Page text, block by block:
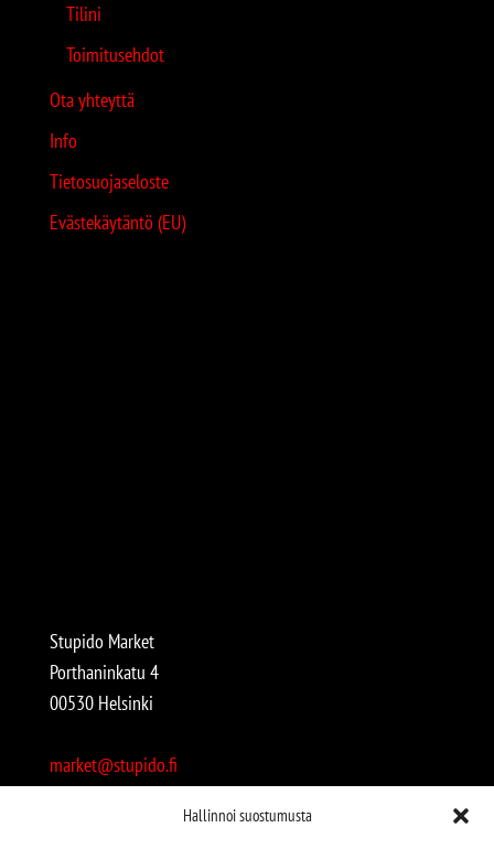
Hallinnoi suostumusta
Tilini
Toimitusehdot
Ota yhteyttä
Info
Tietosuojaseloste
Evästekäytäntö (EU)
Stupido Market
Porthaninkatu 4
00530 Helsinki
market@stupido.fi